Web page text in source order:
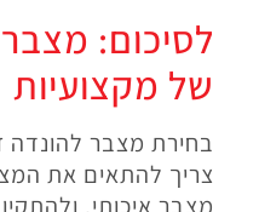
לסיכום:
של מקצועיות
בחירת מצבר
צריך להתאים את
מצבר איכותי,